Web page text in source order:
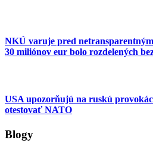
NKÚ varuje pred
30 miliónov eur bolo rozdelených
USA upozorňujú na ruskú
otestovať NATO
Blogy